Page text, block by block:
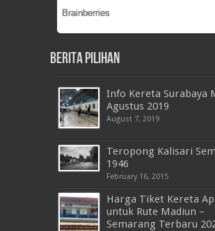
Berita Pilihan
Info Kereta Surabaya
Agustus 2019
August 7, 2019
Teropong Kalisari
1946
February 16, 2015
Harga Tiket Kereta
untuk Rute Madiun –
Semarang Terbaru